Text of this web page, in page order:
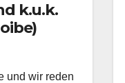
k.u.k.
und wir reden